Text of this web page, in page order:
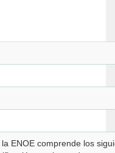
ENOE comprende los